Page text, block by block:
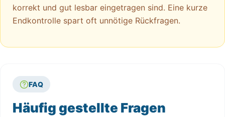
korrekt und gut lesbar eingetragen sind. Eine kurze
Endkontrolle spart oft unnötige Rückfragen.
FAQ
Häufig gestellte Fragen